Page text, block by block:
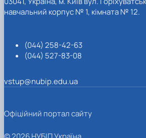
навчальний корпус № 1, кімната № 12.
(044) 258-42-63
(044) 527-83-08
vstup@nubip.edu.ua
Офіційний портал сайту